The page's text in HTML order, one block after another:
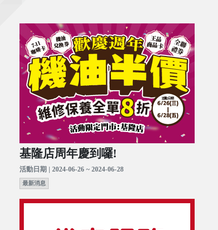
基隆店周年慶到囉!
活動日期 | 2024-06-26 ~ 2024-06-28
最新消息